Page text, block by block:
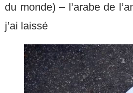
du monde) – l’arabe de
j’ai laissé